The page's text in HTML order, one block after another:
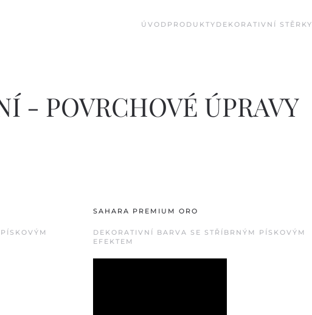
ÚVOD PRODUKTY DEKORATIVNÍ STĚRKY
- POVRCHOVÉ ÚPRAVY
SAHARA PREMIUM ORO
DEKORATIVNÍ BARVA SE STŘÍBRNÝM PÍSKOVÝM
EFEKTEM